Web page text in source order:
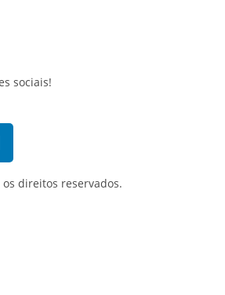
sociais!
direitos reservados.